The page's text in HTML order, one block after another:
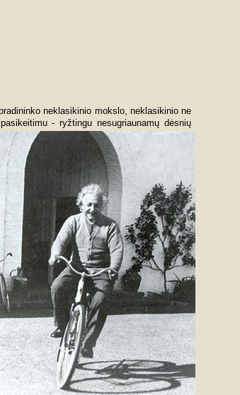
neklasikinio mokslo, neklasikinio ne
- ryžtingu nesugriaunamų dėsnių